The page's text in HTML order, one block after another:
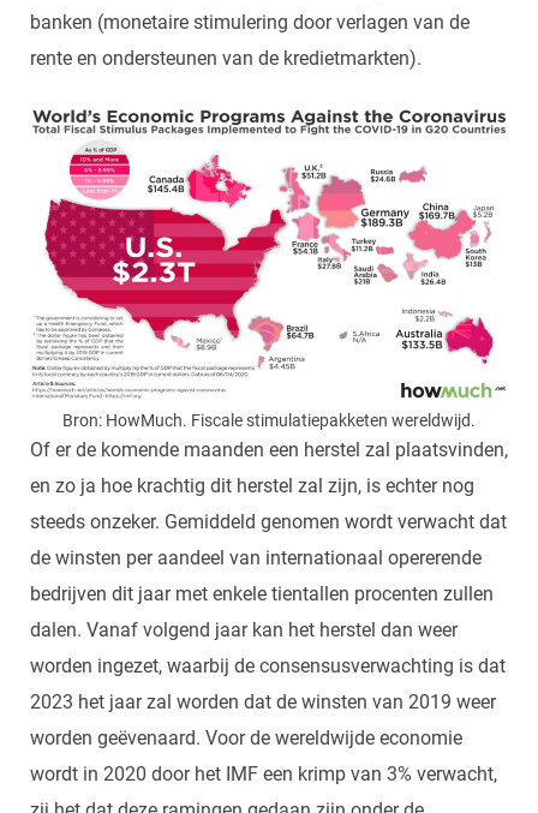
banken (monetaire stimulering door verlagen van de
rente en ondersteunen van de kredietmarkten).
Bron: HowMuch. Fiscale stimulatiepakketen wereldwijd.
Of er de komende maanden een herstel zal plaatsvinden,
en zo ja hoe krachtig dit herstel zal zijn, is echter nog
steeds onzeker. Gemiddeld genomen wordt verwacht dat
de winsten per aandeel van internationaal opererende
bedrijven dit jaar met enkele tientallen procenten zullen
dalen. Vanaf volgend jaar kan het herstel dan weer
worden ingezet, waarbij de consensusverwachting is dat
2023 het jaar zal worden dat de winsten van 2019 weer
worden geëvenaard. Voor de wereldwijde economie
wordt in 2020 door het IMF een krimp van 3% verwacht,